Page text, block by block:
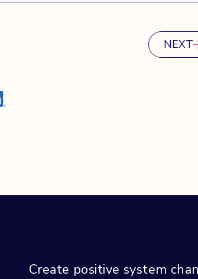
NEXT
Create positive system